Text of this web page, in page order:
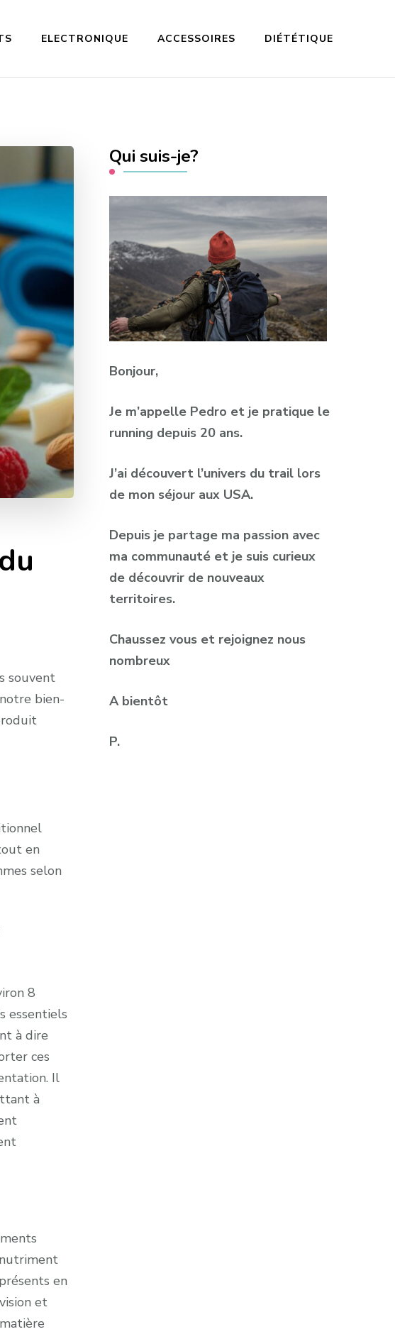
ELECTRONIQUE ACCESSOIRES DIÉTÉTIQUE
souvent
bien-
en
selon
8
essentiels
à dire
ces
Il
à
en
et
Qui suis-je?
Bonjour,
Je m’appelle Pedro et je pratique le
running depuis 20 ans.
J’ai découvert l’univers du trail lors
de mon séjour aux USA.
Depuis je partage ma passion avec
ma communauté et je suis curieux
de découvrir de nouveaux
territoires.
Chaussez vous et rejoignez nous
nombreux
A bientôt
P.